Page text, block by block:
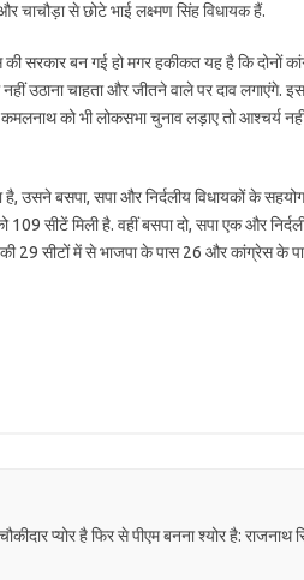
चाचौड़ा से छोटे भाई लक्ष्मण सिंह विधायक हैं.
की सरकार बन गई हो मगर हकीकत यह है कि दोनों
उठाना चाहता और जीतने वाले पर दाव लगाएंगे.
को भी लोकसभा चुनाव लड़ाए तो आश्चर्य नहीं
है, उसने बसपा, सपा और निर्दलीय विधायकों के
सीटें मिली है. वहीं बसपा दो, सपा एक और
की 29 सीटों में से भाजपा के पास 26 और कांग्रेस के
चौकीदार प्योर है फिर से पीएम बनना श्योर है: राजनाथ